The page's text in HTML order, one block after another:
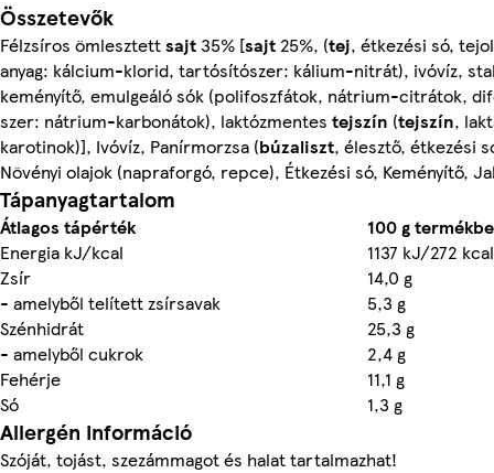
Összetevők
Félzsíros ömlesztettsajt 35% [sajt 25%, (tej, étkezési só,
anyag: kálcium-klorid, tartósítószer: kálium-nitrát), ivóvíz,
keményítő, emulgeáló sók (polifoszfátok, nátrium-citrátok,
szer: nátrium-karbonátok), laktózmentes tejszín (tejszín,
karotinok)], Ivóvíz, Panírmorzsa (búzaliszt, élesztő, étkezési
Növényi olajok (napraforgó, repce), Étkezési só, Keményítő,
Tápanyagtartalom
Átlagos tápérték
100 g
Energia kJ/kcal
1137 kJ/272 kcal
Zsír
14,0 g
- amelyből telített zsírsavak
5,3 g
Szénhidrát
25,3 g
- amelyből cukrok
2,4 g
Fehérje
11,1 g
Só
1,3 g
Allergén információ
Szóját, tojást, szezámmagot és halat tartalmazhat!